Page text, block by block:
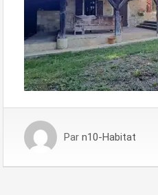
Par n10-Habitat